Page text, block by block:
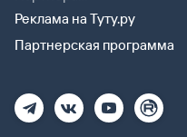
Реклама на Туту.ру
Партнерская программа